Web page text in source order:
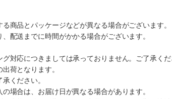
商品とパッケージなどが異なる場合がございます。
配送までに時間がかかる場合がございます。
対応につきましては承っておりません。ご了承くだ
荷となります。
ください。
場合は、お届け日が異なる場合があります。